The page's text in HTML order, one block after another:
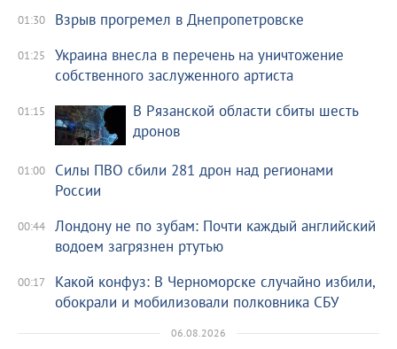
01:30 Взрыв прогремел в Днепропетровске
01:25
Украина внесла в перечень на уничтожение
собственного заслуженного артиста
01:15
В Рязанской области сбиты шесть
дронов
01:00
Силы ПВО сбили 281 дрон над регионами
России
00:44
Лондону не по зубам: Почти каждый английский
водоем загрязнен ртутью
00:17
Какой конфуз: В Черноморске случайно избили,
обокрали и мобилизовали полковника СБУ
06.08.2026